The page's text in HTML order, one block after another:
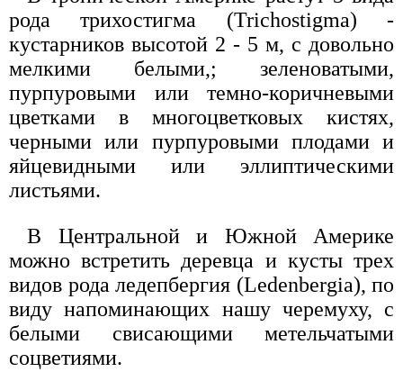
рода трихостигма (Trichostigma) -
кустарников высотой 2 - 5 м, с довольно
мелкими белыми,; зеленоватыми,
пурпуровыми или темно-коричневыми
цветками в многоцветковых кистях,
черными или пурпуровыми плодами и
яйцевидными или эллиптическими
листьями.
В Центральной и Южной Америке
можно встретить деревца и кусты трех
видов рода ледепбергия (Ledenbergia), по
виду напоминающих нашу черемуху, с
белыми свисающими метельчатыми
соцветиями.